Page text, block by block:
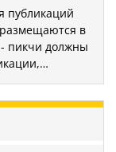
публикаций
в
- пикчи должны